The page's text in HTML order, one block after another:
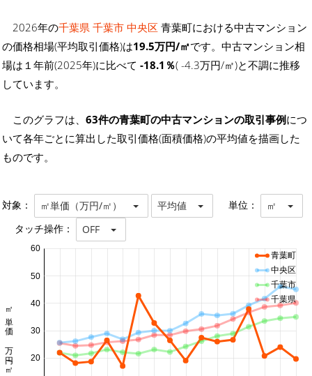
2026年の千葉県 千葉市 中央区 青葉町における中古マンション
の価格相場(平均取引価格)は19.5万円/㎡です。中古マンション相
場は１年前(2025年)に比べて -18.1％( -4.3万円/㎡)と不調に推移
しています。
このグラフは、 63件の青葉町の中古マンションの取引事例につ
いて各年ごとに算出した取引価格(面積価格)の平均値を描画した
ものです。
対象： ㎡単価（万円/㎡） 平均値 単位： ㎡
タッチ操作： OFF
20
30
40
50
60
㎡単価 万円/㎡
青葉町
中央区
千葉市
千葉県